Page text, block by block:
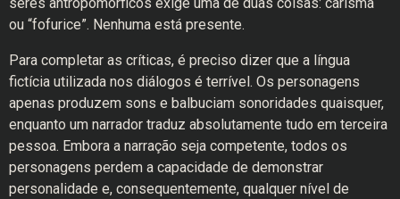
seres antropomórficos exige uma de duas coisas: carisma
ou “fofurice”. Nenhuma está presente.
Para completar as críticas, é preciso dizer que a língua
fictícia utilizada nos diálogos é terrível. Os personagens
apenas produzem sons e balbuciam sonoridades quaisquer,
enquanto um narrador traduz absolutamente tudo em terceira
pessoa. Embora a narração seja competente, todos os
personagens perdem a capacidade de demonstrar
personalidade e, consequentemente, qualquer nível de